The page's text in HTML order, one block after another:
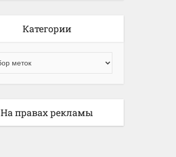
Категории
На правах рекламы